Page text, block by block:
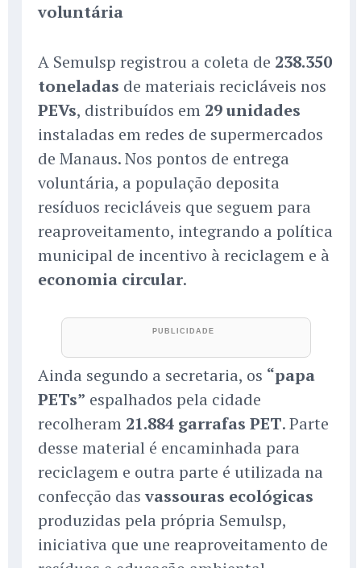
voluntária
A Semulsp registrou a coleta de 238.350
toneladas de materiais recicláveis nos
PEVs, distribuídos em 29 unidades
instaladas em redes de supermercados
de Manaus. Nos pontos de entrega
voluntária, a população deposita
resíduos recicláveis que seguem para
reaproveitamento, integrando a política
municipal de incentivo à reciclagem e à
economia circular.
Ainda segundo a secretaria, os “papa
PETs” espalhados pela cidade
recolheram 21.884 garrafas PET. Parte
desse material é encaminhada para
reciclagem e outra parte é utilizada na
confecção dasvassouras ecológicas
produzidas pela própria Semulsp,
iniciativa que une reaproveitamento de